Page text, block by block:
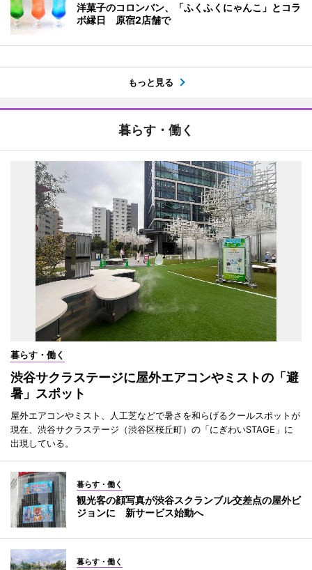
洋菓子のコロンバン、「ふくふくにゃんこ」とコラ
ボ縁日 原宿2店舗で
もっと見る
暮らす・働く
暮らす・働く
渋谷サクラステージに屋外エアコンやミストの「避
暑」スポット
屋外エアコンやミスト、人工芝などで暑さを和らげるクールスポットが
現在、渋谷サクラステージ（渋谷区桜丘町）の「にぎわいSTAGE」に
出現している。
暮らす・働く
観光客の顔写真が渋谷スクランブル交差点の屋外ビ
ジョンに 新サービス始動へ
暮らす・働く